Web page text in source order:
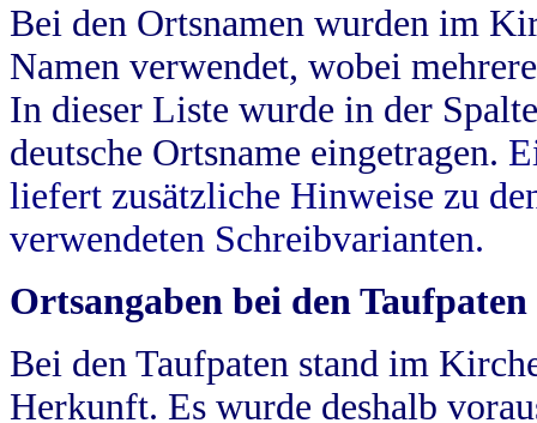
Bei den Ortsnamen wurden im
Namen verwendet, wobei
In dieser Liste wurde in der
deutsche Ortsname eingetragen.
liefert zusätzliche Hinweise zu
verwendeten Schreibvarianten.
Ortsangaben bei den Taufpaten
Bei den Taufpaten stand im
Herkunft. Es wurde deshalb